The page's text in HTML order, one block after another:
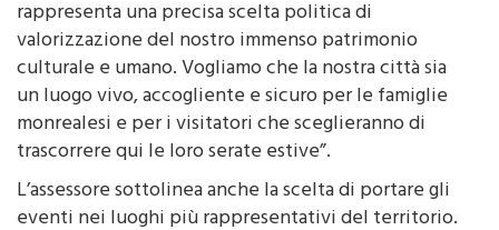
rappresenta una precisa scelta politica di
valorizzazione del nostro immenso patrimonio
culturale e umano. Vogliamo che la nostra città sia
un luogo vivo, accogliente e sicuro per le famiglie
monrealesi e per i visitatori che sceglieranno di
trascorrere qui le loro serate estive”.
L’assessore sottolinea anche la scelta di portare gli
eventi nei luoghi più rappresentativi del territorio.